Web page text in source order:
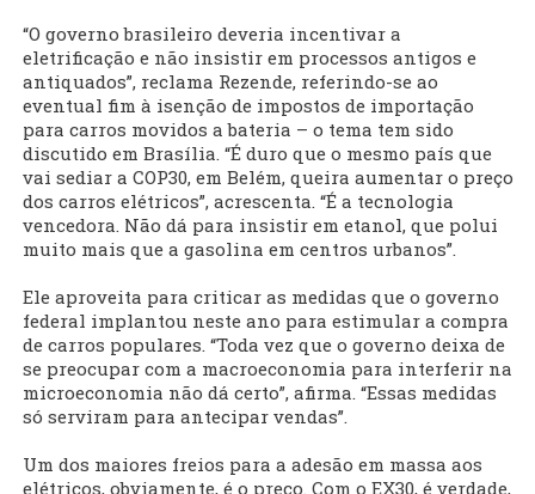
“O governo brasileiro deveria incentivar a
eletrificação e não insistir em processos antigos e
antiquados”, reclama Rezende, referindo-se ao
eventual fim à isenção de impostos de importação
para carros movidos a bateria – o tema tem sido
discutido em Brasília. “É duro que o mesmo país que
vai sediar a COP30, em Belém, queira aumentar o preço
dos carros elétricos”, acrescenta. “É a tecnologia
vencedora. Não dá para insistir em etanol, que polui
muito mais que a gasolina em centros urbanos”.
Ele aproveita para criticar as medidas que o governo
federal implantou neste ano para estimular a compra
de carros populares. “Toda vez que o governo deixa de
se preocupar com a macroeconomia para interferir na
microeconomia não dá certo”, afirma. “Essas medidas
só serviram para antecipar vendas”.
Um dos maiores freios para a adesão em massa aos
elétricos, obviamente, é o preço. Com o EX30, é verdade,